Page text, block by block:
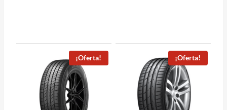
¡Oferta! ¡Oferta!